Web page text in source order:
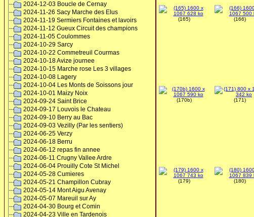
2024-12-03 Boucle de Cernay
2024-11-26 Sacy Marche des Elus
2024-11-19 Sermiers Fontaines et lavoirs
2024-11-12 Gueux Circuit des champions
2024-11-05 Coulommes
2024-10-29 Sarcy
2024-10-22 Commetreuil Courmas
2024-10-18 Avize journee
2024-10-15 Marche rose Les 3 villages
2024-10-08 Lagery
2024-10-04 Les Monts de Soissons jour
2024-10-01 Maizy Noix
2024-09-24 Saint Brice
2024-09-17 Louvois le Chateau
2024-09-10 Berry au Bac
2024-09-03 Vezilly (Par les sentiers)
2024-06-25 Verzy
2024-06-18 Berru
2024-06-12 repas fin annee
2024-06-11 Crugny Vallee Ardre
2024-06-04 Prouilly Cote St Michel
2024-05-28 Cumieres
2024-05-21 Champillon Cubray
2024-05-14 Mont Aigu Avenay
2024-05-07 Mareuil sur Ay
2024-04-30 Bourg et Comin
2024-04-23 Ville en Tardenois
(165) (166)
(170b) (171)
(179) (180)